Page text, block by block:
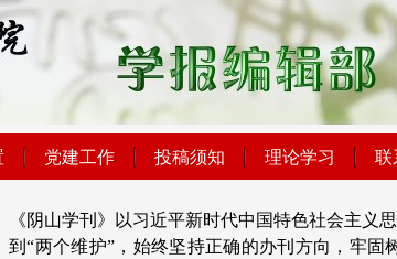
《阴山学刊》以习近平新时代中国特色社会主义
到“两个维护”，始终坚持正确的办刊方向，牢
党建工作 投稿须知 理论学习 联